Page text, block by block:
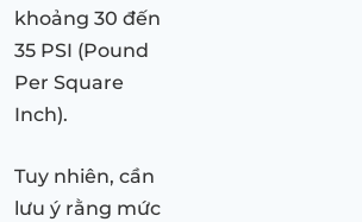
khoảng 30 đến
35 PSI (Pound
Per Square
Inch).
Tuy nhiên, cần
lưu ý rằng mức